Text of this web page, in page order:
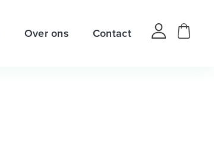
Over ons Contact